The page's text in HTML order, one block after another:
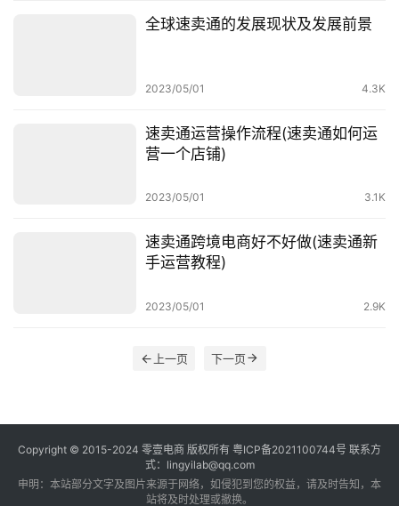
全球速卖通的发展现状及发展前景
2023/05/01 4.3K
速卖通运营操作流程(速卖通如何运
营一个店铺)
2023/05/01 3.1K
速卖通跨境电商好不好做(速卖通新
手运营教程)
2023/05/01 2.9K
上一页 下一页
Copyright © 2015-2024 零壹电商 版权所有 粤ICP备2021100744号 联系方
式：lingyilab@qq.com
申明：本站部分文字及图片来源于网络，如侵犯到您的权益，请及时告知，本
站将及时处理或撤换。